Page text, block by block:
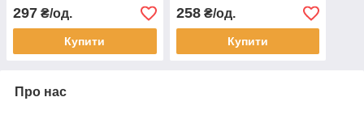
297 ₴/од.
Купити
258₴/од.
Купити
Про нас